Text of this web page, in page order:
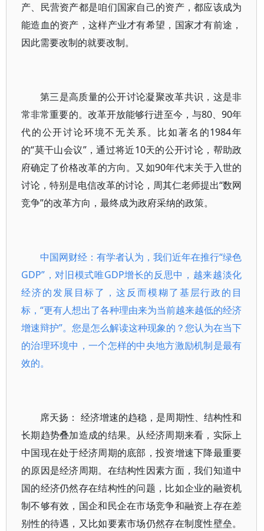
产、民营资产都是咱们国家自己的资产，都应该成为
能造血的资产，这样产业才有希望，国家才有前途，
因此需要改制的就要改制。
第三是高质量的公开讨论凝聚改革共识，这是非
常非常重要的。改革开放能够行进至今，与80、90年
代的公开讨论环境不无关系。比如著名的1984年
的“莫干山会议”，通过将近10天的公开讨论，帮助政
府确定了价格改革的方向。又如90年代末关于入世的
讨论，特别是电信改革的讨论，周其仁老师提出“数网
竞争”的改革方向，最终成为政府采纳的政策。
中国网财经：有学者认为，我们近年在推行“绿色
GDP”，对旧模式唯GDP增长的反思中，越来越淡化
经济的发展目标了，这反而模糊了基层行政的目
标，“更有人想出了各种理由来为当前越来越低的经济
增速辩护”。您是怎么解读这种现象的？您认为在当下
的治理环境中，一个怎样的中央地方激励机制是最有
效的。
席天扬： 经济增速的趋稳，是周期性、结构性和
长期趋势叠加造成的结果。从经济周期来看，实际上
中国现在处于经济周期的底部，投资增速下降最重要
的原因是经济周期。在结构性因素方面，我们知道中
国的经济仍然存在结构性的问题，比如企业的融资机
制不够有效，国企和民企在市场竞争和融资上存在差
别性的待遇，又比如要素市场仍然存在制度性壁垒。